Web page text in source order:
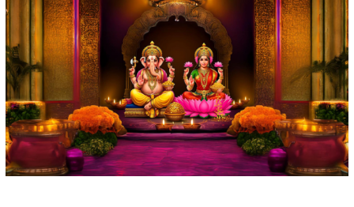
पर
लक्ष्मी-
गणेश
पूजा
का
रहस्य:
कहानियाँ,
परंपराएँ
और
अर्थ